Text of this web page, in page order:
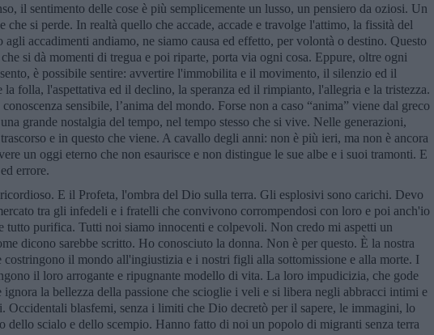
il sentimento delle cose è più semplicemente un lusso, un pensiero da oziosi. Un
che si perde. In realtà quello che accade, accade e travolge l'attimo, la fissità del
accadimenti andiamo, ne siamo causa ed effetto, per volontà o destino. Questo
si dà momenti di tregua e poi riparte, porta via ogni cosa. Eppure, oltre ogni
è possibile sentire: avvertire l'immobilita e il movimento, il silenzio ed il
la folla, l'aspettativa ed il declino, la speranza ed il rimpianto, l'allegria e la tristezza.
sensibile, l’anima del mondo. Forse non a caso “anima” viene dal greco
grande nostalgia del tempo, nel tempo stesso che si vive. Nelle generazioni,
e in questo che viene. A cavallo degli anni: non è più ieri, ma non è ancora
un oggi eterno che non esaurisce e non distingue le sue albe e i suoi tramonti. E
errore.
E il Profeta, l'ombra del Dio sulla terra. Gli esplosivi sono carichi. Devo
tra gli infedeli e i fratelli che convivono corrompendosi con loro e poi anch'io
tutto purifica. Tutti noi siamo innocenti e colpevoli. Non credo mi aspetti un
dicono sarebbe scritto. Ho conosciuto la donna. Non è per questo. È la nostra
costringono il mondo all'ingiustizia e i nostri figli alla sottomissione e alla morte. I
il loro arrogante e ripugnante modello di vita. La loro impudicizia, che gode
ignora la bellezza della passione che scioglie i veli e si libera negli abbracci intimi e
Occidentali blasfemi, senza i limiti che Dio decretò per il sapere, le immagini, lo
dello scialo e dello scempio. Hanno fatto di noi un popolo di migranti senza terra